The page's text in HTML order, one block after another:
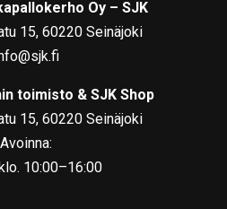
Oy – SJK
15, 60220 Seinäjoki
toimisto & SJK Shop
15, 60220 Seinäjoki
Avoinna:
10:00–16:00